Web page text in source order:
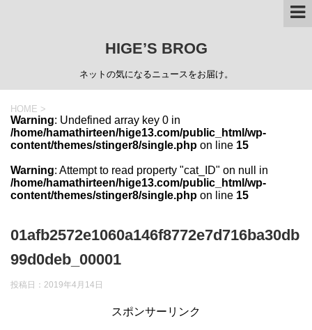
HIGE’S BROG
ネットの気になるニュースをお届け。
HOME >
Warning: Undefined array key 0 in
/home/hamathirteen/hige13.com/public_html/wp-
content/themes/stinger8/single.php on line 15
Warning: Attempt to read property "cat_ID" on null in
/home/hamathirteen/hige13.com/public_html/wp-
content/themes/stinger8/single.php on line 15
01afb2572e1060a146f8772e7d716ba30db
99d0deb_00001
投稿日： 2019年4月14日
スポンサーリンク